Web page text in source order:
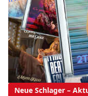
Neue Schlager –